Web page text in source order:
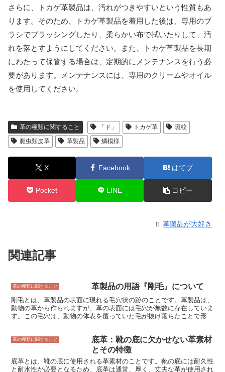
さらに、トカゲ革製品は、汚れがつきやすいという性質もあ
ります。そのため、トカゲ革製品を着用した後は、専用のブ
ラシでブラッシングしたり、柔らかい布で拭いたりして、汚
れを落とすようにしてください。また、トカゲ革製品を長期
にわたって保管する場合は、定期的にメンテナンスを行う必
要があります。メンテナンスには、専用のクリームやオイル
を使用してください。
革の種類に関すること 「ド」 トカゲ革
斑紋
爬虫類皮革
革製品 鱗模様
X Facebook はてブ
Pocket LINE コピー
革製品が大好き
関連記事
革の種類に関すること 革製品の用語『剛毛』について
剛毛とは、革製品の表面に現れる毛穴状の跡のことです。革製品は、
動物の革から作られますが、革の表面には毛穴が無数に存在していま
す。この毛穴は、動物の体表を覆っていた毛が抜け落ちたことで形成
ます。これが、剛毛と呼ばれる跡です。 剛毛の有無は、革製品の品
質に影響を与えることがあります。一般的に、剛毛が少ない革は、品
質が高いとされています。これは、剛毛が少ない革は、よりなめらか
で、美しい見た目をしているからです。また、剛毛が少ない革は、耐
革の種類に関すること
底革：靴の底に欠かせない革素材
とその特徴
底革とは、靴の底に使用される革素材のことです。靴の底には耐久性
と耐水性が必要となるため、底革は通常、厚く、丈夫な革が使用され